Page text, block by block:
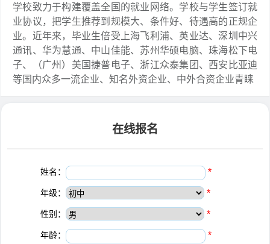
学校致力于构建覆盖全国的就业网络。学校与学生签订就
业协议，把学生推荐到规模大、条件好、待遇高的正规企
业。近年来，毕业生倍受上海飞利浦、英业达、深圳中兴
通讯、华为慧通、中山佳能、苏州华硕电脑、珠海松下电
子、（广州）美国捷普电子、浙江众泰集团、西安比亚迪
等国内众多一流企业、知名外资企业、中外合资企业青睐
在线报名
姓名： *
年级： *
性别： *
年龄： *